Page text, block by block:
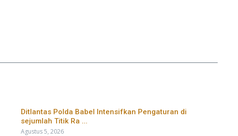
Ditlantas Polda Babel Intensifkan Pengaturan di
sejumlah Titik Ra ...
Agustus 5, 2026